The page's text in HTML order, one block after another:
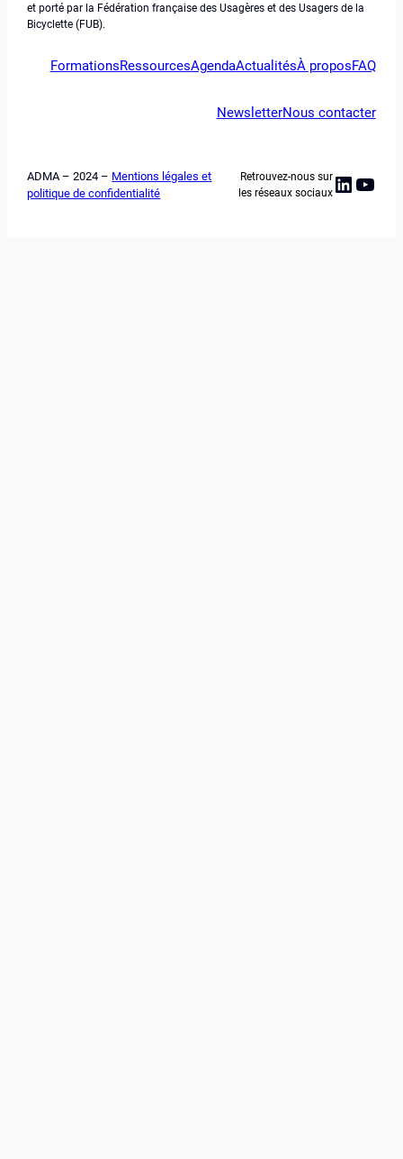
et porté par la Fédération française des Usagères et des Usagers de la
Bicyclette (FUB).
FormationsRessourcesAgendaActualitésÀ proposFAQ
NewsletterNous contacter
ADMA – 2024 – Mentions légales et
politique de confidentialité
Retrouvez-nous sur
les réseaux sociaux